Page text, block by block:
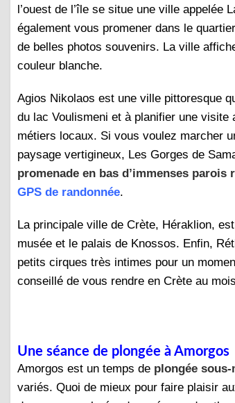
l’ouest de l’île se situe une ville appelée
également vous promener dans le
de belles photos souvenirs. La ville
couleur blanche.
Agios Nikolaos est une ville pittoresque
du lac Voulismeni et à planifier une visite
métiers locaux. Si vous voulez marcher
paysage vertigineux, Les Gorges de
promenade en bas d’immenses parois
GPS de randonnée.
La principale ville de Crète, Héraklion,
musée et le palais de Knossos. Enfin,
petits cirques très intimes pour un
conseillé de vous rendre en Crète au
Une séance de plongée à Amorgos
Amorgos est un temps de plongée sous-
variés. Quoi de mieux pour faire plaisir